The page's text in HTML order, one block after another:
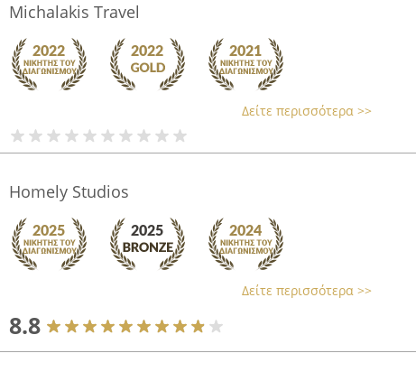
Michalakis Travel
Δείτε περισσότερα >>
Homely Studios
Δείτε περισσότερα >>
8.8